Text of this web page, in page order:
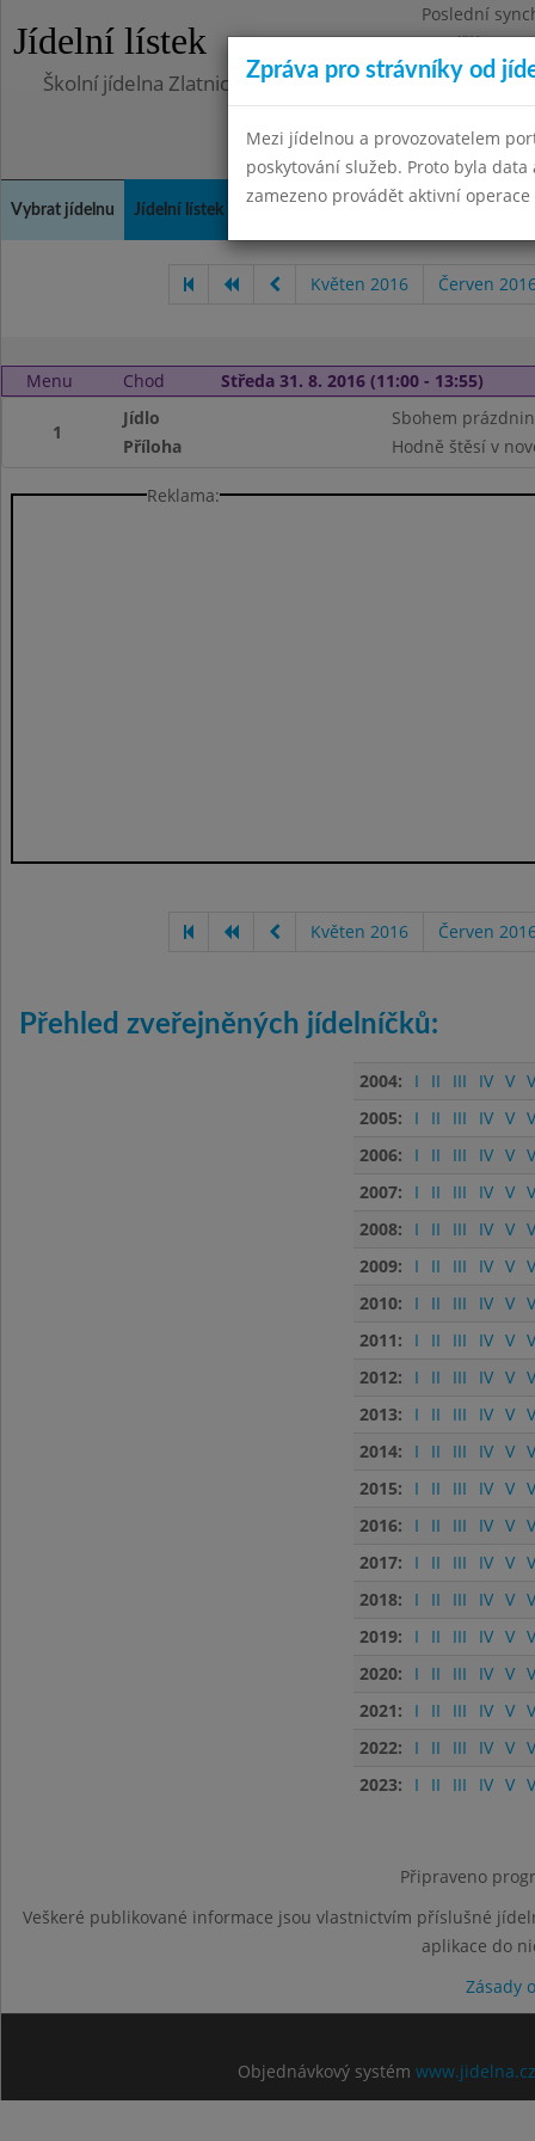
Jídelní lístek
Poslední
Pondělí
Školní jídelna Zlatnická
Vybrat jídelnu Jídelní lístek Kontakty a informace
Květen 2016 Červen
Menu Chod Středa 31. 8. 2016 (11:00 - 13:55)
1
Jídlo
Sbohem
Příloha
Hodně štěsí v
Reklama:
Květen 2016 Červen
Přehled zveřejněných jídelníčků:
2004: I II III IV V
2005:
I II III IV V
2006:
I II III IV V
2007:
I II III IV V
2008:
I II III IV V
2009:
I II III IV V
2010:
I II III IV V
2011:
I II III IV V
2012:
I II III IV V
2013:
I II III IV V
2014:
I II III IV V
2015:
I II III IV V
2016:
I II III IV V
2017:
I II III IV V
2018:
I II III IV V
2019:
I II III IV V
2020:
I II III IV V
2021:
I II III IV V
2022:
I II III IV V
2023:
I II III IV V
Připraveno
Veškeré publikované informace jsou vlastnictvím příslušné
aplikace do
Zásady
Objednávkový systém www.jidelna.cz
Zpráva pro strávníky od
Mezi jídelnou a provozovatelem
poskytování služeb. Proto byla
zamezeno provádět aktivní